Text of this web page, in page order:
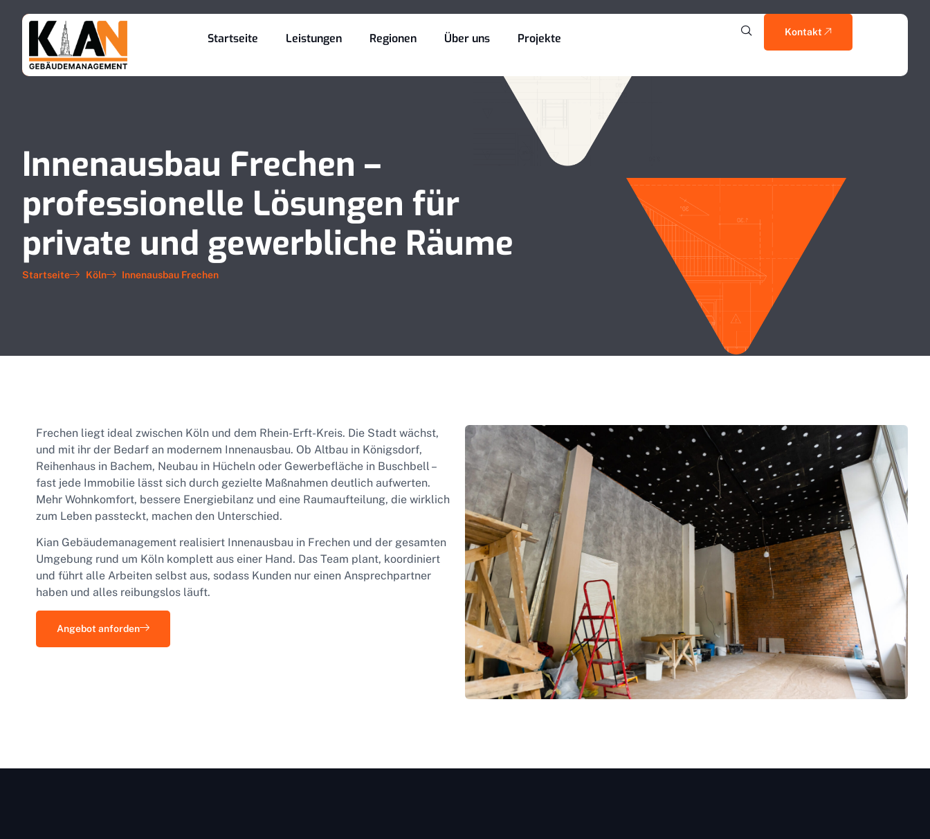
Startseite Leistungen Regionen Über uns Projekte Kontakt
Innenausbau Frechen –
professionelle Lösungen für
private und gewerbliche Räume
Startseite Köln Innenausbau Frechen
Frechen liegt ideal zwischen Köln und dem Rhein-Erft-Kreis. Die Stadt wächst,
und mit ihr der Bedarf an modernem Innenausbau. Ob Altbau in Königsdorf,
Reihenhaus in Bachem, Neubau in Hücheln oder Gewerbefläche in Buschbell –
fast jede Immobilie lässt sich durch gezielte Maßnahmen deutlich aufwerten.
Mehr Wohnkomfort, bessere Energiebilanz und eine Raumaufteilung, die wirklich
zum Leben passteckt, machen den Unterschied.
Kian Gebäudemanagement realisiert Innenausbau in Frechen und der gesamten
Umgebung rund um Köln komplett aus einer Hand. Das Team plant, koordiniert
und führt alle Arbeiten selbst aus, sodass Kunden nur einen Ansprechpartner
haben und alles reibungslos läuft.
Angebot anforden